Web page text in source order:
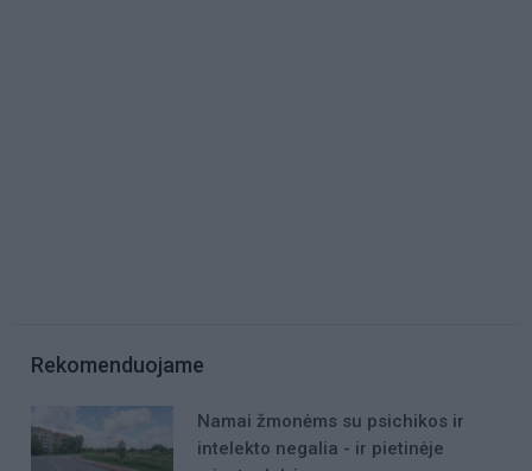
Rekomenduojame
Namai žmonėms su psichikos ir
intelekto negalia - ir pietinėje